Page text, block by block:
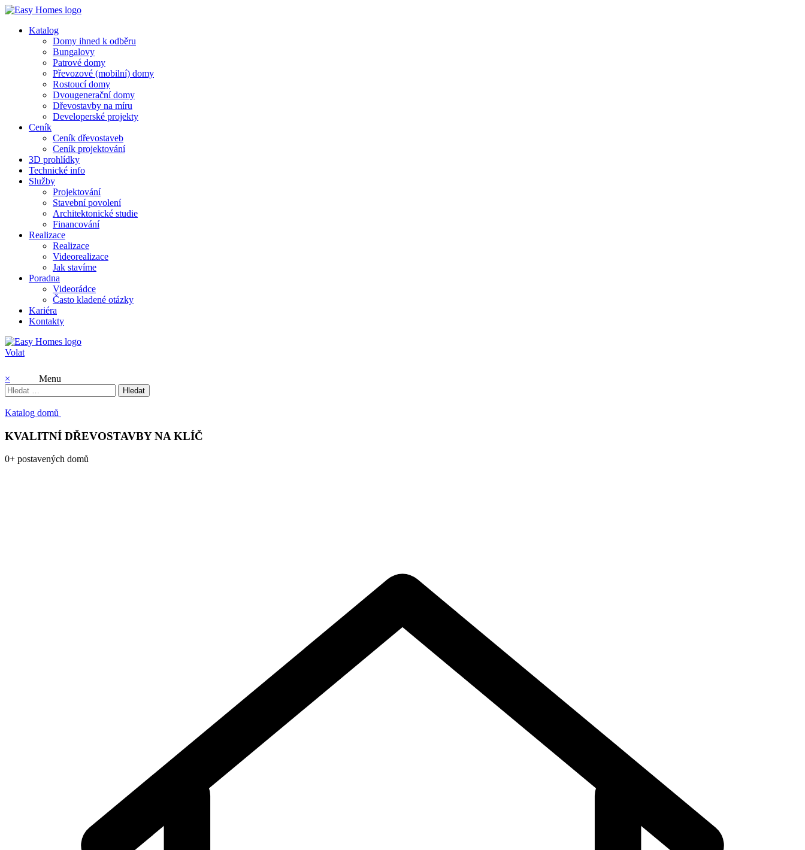
Katalog
Domy ihned k odběru
Bungalovy
Patrové domy
Převozové (mobilní) domy
Rostoucí domy
Dvougenerační domy
Dřevostavby na míru
Developerské projekty
Ceník
Ceník dřevostaveb
Ceník projektování
3D prohlídky
Technické info
Služby
Projektování
Stavební povolení
Architektonické studie
Financování
Realizace
Realizace
Videorealizace
Jak stavíme
Poradna
Videorádce
Často kladené otázky
Kariéra
Kontakty
Volat
×
Menu
Vyhledávání
Katalog domů
KVALITNÍ DŘEVOSTAVBY NA KLÍČ
0+ postavených domů